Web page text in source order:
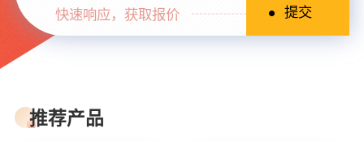
快速响应，获取报价
推荐产品